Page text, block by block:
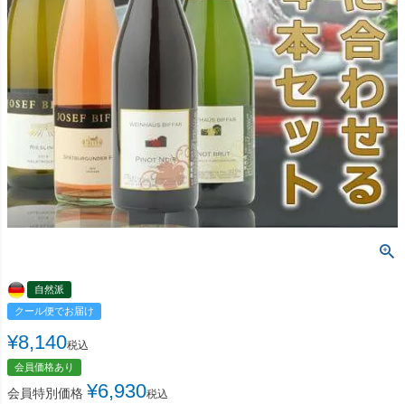
自然派
クール便でお届け
¥8,140税込
会員価格あり
会員特別価格 ¥6,930税込